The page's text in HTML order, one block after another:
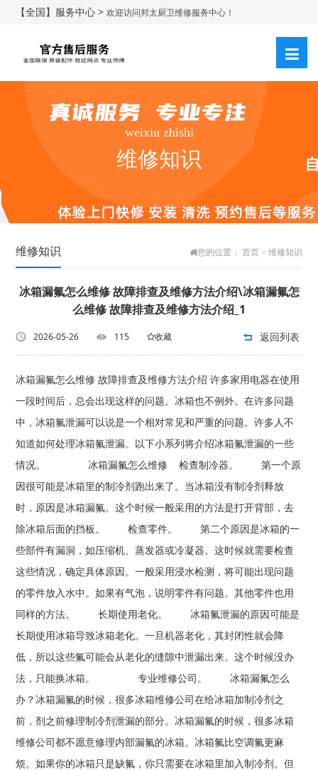
【全国】服务中心 >欢迎访问邦太厨卫维修服务中心！
weixiu zhishi
维修知识
维修知识 您的位置： 首页> 维修知识
冰箱漏氟怎么维修 故障排查及维修方法介绍\冰箱漏氟怎
么维修 故障排查及维修方法介绍_1
2026-05-26 115 收藏 返回列表
冰箱漏氟怎么维修 故障排查及维修方法介绍 许多家用电器在使用
一段时间后，总会出现这样的问题。冰箱也不例外。在许多问题
中，冰箱氟泄漏可以说是一个相对常见和严重的问题。许多人不
知道如何处理冰箱氟泄漏。以下小系列将介绍冰箱氟泄漏的一些
情况。 冰箱漏氟怎么维修 检查制冷器。 第一个原
因很可能是冰箱里的制冷剂跑出来了。当冰箱没有制冷剂释放
时，原因是冰箱漏氟。这个时候一般采用的方法是打开背部，去
除冰箱后面的挡板。 检查零件。 第二个原因是冰箱的一
些部件有漏洞，如压缩机、蒸发器或冷凝器。这时候就需要检查
这些情况，确定具体原因。一般采用浸水检测，将可能出现问题
的零件放入水中。如果有气泡，说明零件有问题。其他零件也用
同样的方法。 长期使用老化。 冰箱氟泄漏的原因可能是
长期使用冰箱导致冰箱老化。一旦机器老化，其封闭性就会降
低，所以这些氟可能会从老化的缝隙中泄漏出来。这个时候没办
法，只能换冰箱。 专业维修公司。 冰箱漏氟怎么
办？冰箱漏氟的时候，很多冰箱维修公司在给冰箱加制冷剂之
前，剂之前修理制冷剂泄漏的部分。冰箱漏氟的时候，很多冰箱
维修公司都不愿意修理内部漏氟的冰箱。冰箱氟比空调氟更麻
烦。如果你的冰箱只是缺氟，你只需要在冰箱里加入制冷剂。但